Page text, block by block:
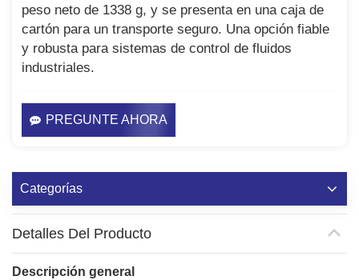
peso neto de 1338 g, y se presenta en una caja de
cartón para un transporte seguro. Una opción fiable
y robusta para sistemas de control de fluidos
industriales.
PREGUNTE AHORA
Categorías
Detalles Del Producto
Descripción general